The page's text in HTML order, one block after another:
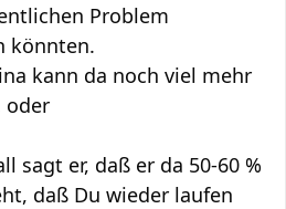
Problem
könnten.
kann da noch viel mehr
oder
sagt er, daß er da 50-60 %
daß Du wieder laufen